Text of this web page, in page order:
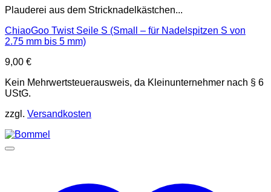
Plauderei aus dem Stricknadelkästchen...
ChiaoGoo Twist Seile S (Small – für Nadelspitzen S von
2.75 mm bis 5 mm)
9,00 €
Kein Mehrwertsteuerausweis, da Kleinunternehmer nach § 6
UStG.
zzgl. Versandkosten